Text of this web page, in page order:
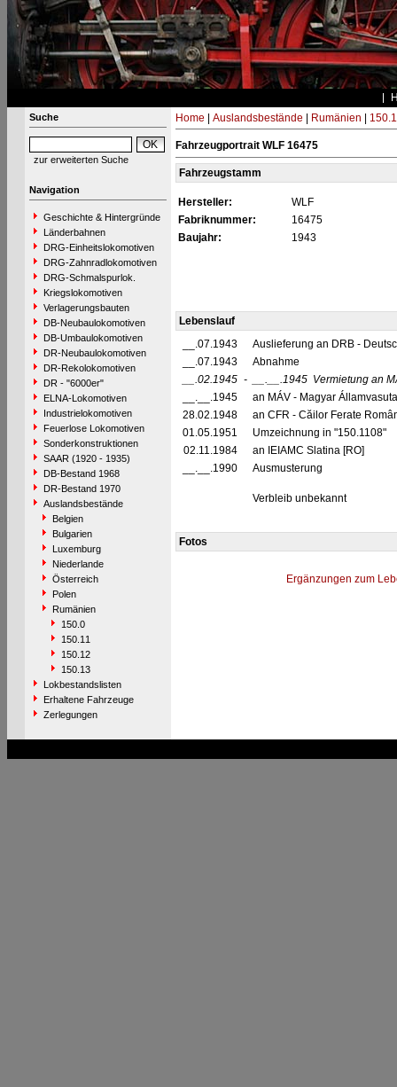
Suche
zur erweiterten Suche
Navigation
Geschichte & Hintergründe
Länderbahnen
DRG-Einheitslokomotiven
DRG-Zahnradlokomotiven
DRG-Schmalspurlok.
Kriegslokomotiven
Verlagerungsbauten
DB-Neubaulokomotiven
DB-Umbaulokomotiven
DR-Neubaulokomotiven
DR-Rekolokomotiven
DR - "6000er"
ELNA-Lokomotiven
Industrielokomotiven
Feuerlose Lokomotiven
Sonderkonstruktionen
SAAR (1920 - 1935)
DB-Bestand 1968
DR-Bestand 1970
Auslandsbestände
Belgien
Bulgarien
Luxemburg
Niederlande
Österreich
Polen
Rumänien
150.0
150.11
150.12
150.13
Lokbestandslisten
Erhaltene Fahrzeuge
Zerlegungen
Home Auslandsbestände Rumänien
Fahrzeugportrait WLF 16475
Fahrzeugstamm
Hersteller:
WLF
Fabriknummer:
16475
Baujahr:
1943
Lebenslauf
__.07.1943
Auslieferung an DRB -
__.07.1943
Abnahme
__.02.1945 - __.__.1945 Vermietung an
__.__.1945
an MÁV - Magyar
28.02.1948
an CFR - Căilor Ferate
01.05.1951
Umzeichnung in "150.1108"
02.11.1984
an IEIAMC Slatina [RO]
__.__.1990
Ausmusterung
Verbleib unbekannt
Fotos
Ergänzungen zum